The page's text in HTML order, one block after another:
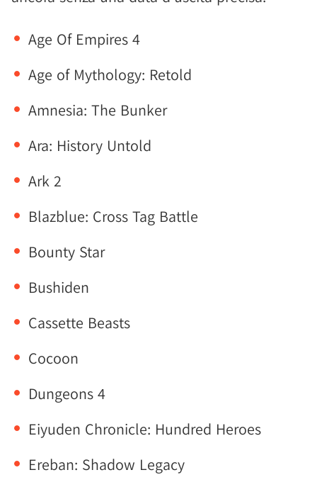
Age Of Empires 4
Age of Mythology: Retold
Amnesia: The Bunker
Ara: History Untold
Ark 2
Blazblue: Cross Tag Battle
Bounty Star
Bushiden
Cassette Beasts
Cocoon
Dungeons 4
Eiyuden Chronicle: Hundred Heroes
Ereban: Shadow Legacy